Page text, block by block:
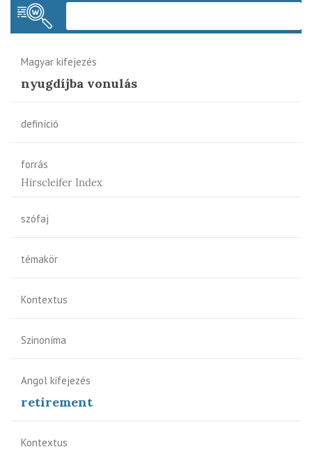
Magyar kifejezés
nyugdíjba vonulás
definíció
forrás
Hirscleifer Index
szófaj
témakör
Kontextus
Szinoníma
Angol kifejezés
retirement
Kontextus